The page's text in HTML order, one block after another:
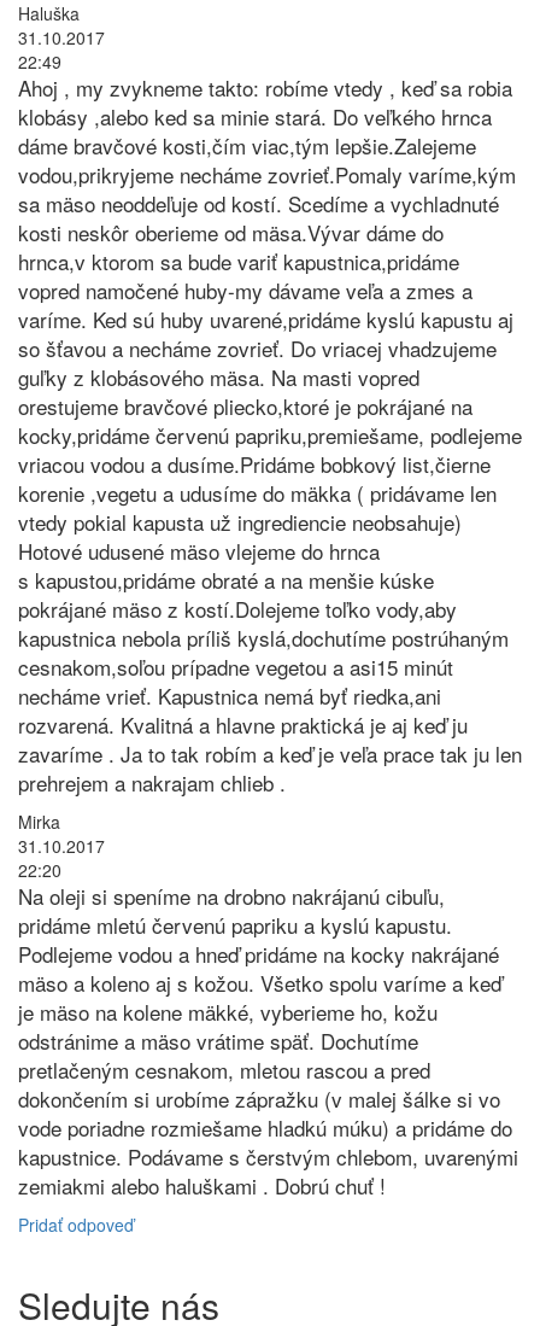
Haluška
31.10.2017
22:49
Ahoj , my zvykneme takto: robíme vtedy , keď sa robia
klobásy ,alebo ked sa minie stará. Do veľkého hrnca
dáme bravčové kosti,čím viac,tým lepšie.Zalejeme
vodou,prikryjeme necháme zovrieť.Pomaly varíme,kým
sa mäso neoddeľuje od kostí. Scedíme a vychladnuté
kosti neskôr oberieme od mäsa.Vývar dáme do
hrnca,v ktorom sa bude variť kapustnica,pridáme
vopred namočené huby-my dávame veľa a zmes a
varíme. Ked sú huby uvarené,pridáme kyslú kapustu aj
so šťavou a necháme zovrieť. Do vriacej vhadzujeme
guľky z klobásového mäsa. Na masti vopred
orestujeme bravčové pliecko,ktoré je pokrájané na
kocky,pridáme červenú papriku,premiešame, podlejeme
vriacou vodou a dusíme.Pridáme bobkový list,čierne
korenie ,vegetu a udusíme do mäkka ( pridávame len
vtedy pokial kapusta už ingrediencie neobsahuje)
Hotové udusené mäso vlejeme do hrnca
s kapustou,pridáme obraté a na menšie kúske
pokrájané mäso z kostí.Dolejeme toľko vody,aby
kapustnica nebola príliš kyslá,dochutíme postrúhaným
cesnakom,soľou prípadne vegetou a asi15 minút
necháme vrieť. Kapustnica nemá byť riedka,ani
rozvarená. Kvalitná a hlavne praktická je aj keď ju
zavaríme . Ja to tak robím a keď je veľa prace tak ju len
prehrejem a nakrajam chlieb .
Mirka
31.10.2017
22:20
Na oleji si speníme na drobno nakrájanú cibuľu,
pridáme mletú červenú papriku a kyslú kapustu.
Podlejeme vodou a hneď pridáme na kocky nakrájané
mäso a koleno aj s kožou. Všetko spolu varíme a keď
je mäso na kolene mäkké, vyberieme ho, kožu
odstránime a mäso vrátime späť. Dochutíme
pretlačeným cesnakom, mletou rascou a pred
dokončením si urobíme zápražku (v malej šálke si vo
vode poriadne rozmiešame hladkú múku) a pridáme do
kapustnice. Podávame s čerstvým chlebom, uvarenými
zemiakmi alebo haluškami . Dobrú chuť !
Pridať odpoveď
Sledujte nás